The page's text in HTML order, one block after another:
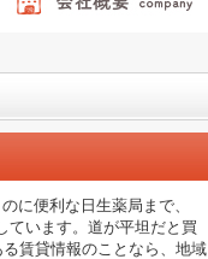
に便利な日生薬局まで、
ています。道が平坦だと買
賃貸情報のことなら、地域